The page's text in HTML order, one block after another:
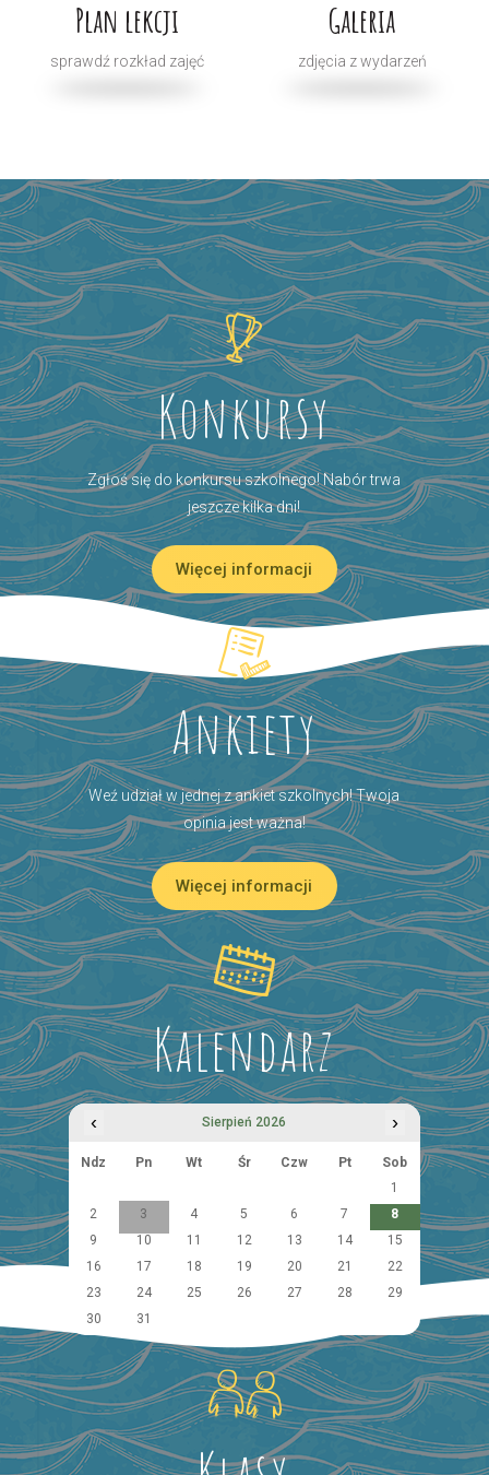
Plan lekcji
sprawdź rozkład zajęć
Galeria
zdjęcia z wydarzeń
Konkursy
Zgłoś się do konkursu szkolnego! Nabór trwa
jeszcze kilka dni!
Więcej informacji
Ankiety
Weź udział w jednej z ankiet szkolnych! Twoja
opinia jest ważna!
Więcej informacji
Kalendarz
‹ Sierpień 2026 ›
Ndz Pn Wt Śr Czw Pt
Sob
1
2
3 4 5 6 7
8
9
10 11 12 13 14
15
16
17 18 19 20 21
22
23
24 25 26 27 28
29
30
31